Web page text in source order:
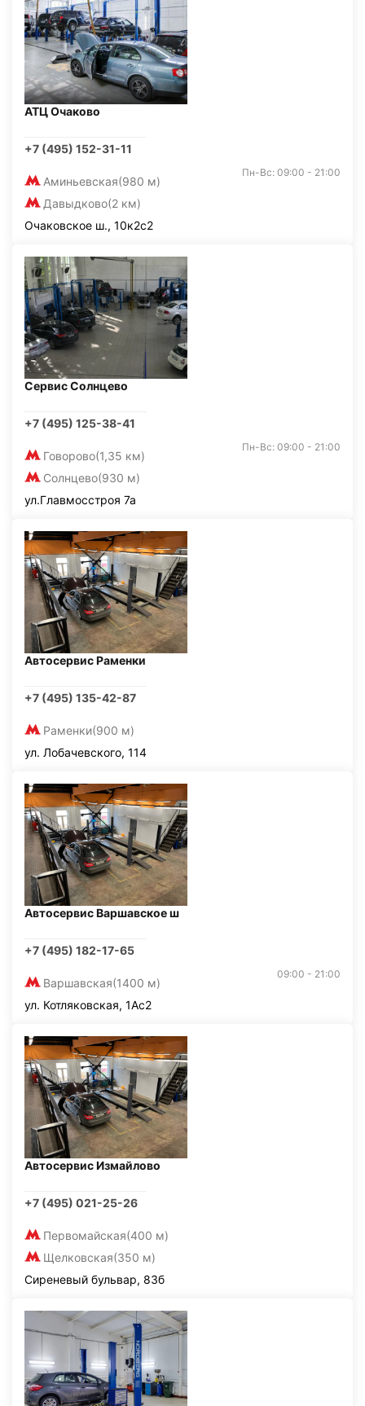
АТЦ Очаково
+7 (495) 152-31-11
Аминьевская(980 м)
Давыдково(2 км)
Пн-Вс: 09:00 - 21:00
Очаковское ш., 10к2с2
Сервис Солнцево
+7 (495) 125-38-41
Говорово(1,35 км)
Солнцево(930 м)
Пн-Вс: 09:00 - 21:00
ул.Главмосстроя 7а
Автосервис Раменки
+7 (495) 135-42-87
Раменки(900 м)
ул. Лобачевского, 114
Автосервис Варшавское ш
+7 (495) 182-17-65
Варшавская(1400 м)
09:00 - 21:00
ул. Котляковская, 1Ас2
Автосервис Измайлово
+7 (495) 021-25-26
Первомайская(400 м)
Щелковская(350 м)
Сиреневый бульвар, 83б